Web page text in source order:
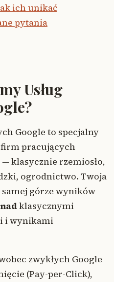
ich unikać
pytania
Usług
Google to specjalny
pracujących
klasycznie rzemiosło,
ogrodnictwo. Twoja
górze wyników
nadklasycznymi
i wynikami
zwykłych Google
(Pay-per-Click),